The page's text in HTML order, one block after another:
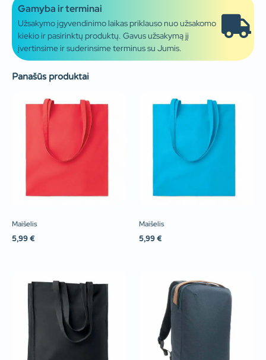
Gamyba ir terminai
Užsakymo įgyvendinimo laikas priklauso nuo užsakomo
kiekio ir pasirinktų produktų. Gavus užsakymą jį
įvertinsime ir suderinsime terminus su Jumis.
Panašūs produktai
Maišelis
5,99 €
Maišelis
5,99 €